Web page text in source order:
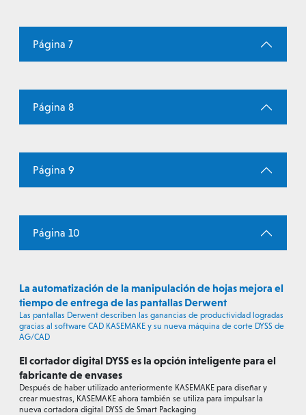
Página 7
Página 8
Página 9
Página 10
La automatización de la manipulación de hojas mejora el
tiempo de entrega de las pantallas Derwent
Las pantallas Derwent describen las ganancias de productividad logradas
gracias al software CAD KASEMAKE y su nueva máquina de corte DYSS de
AG/CAD
El cortador digital DYSS es la opción inteligente para el
fabricante de envases
Después de haber utilizado anteriormente KASEMAKE para diseñar y
crear muestras, KASEMAKE ahora también se utiliza para impulsar la
nueva cortadora digital DYSS de Smart Packaging